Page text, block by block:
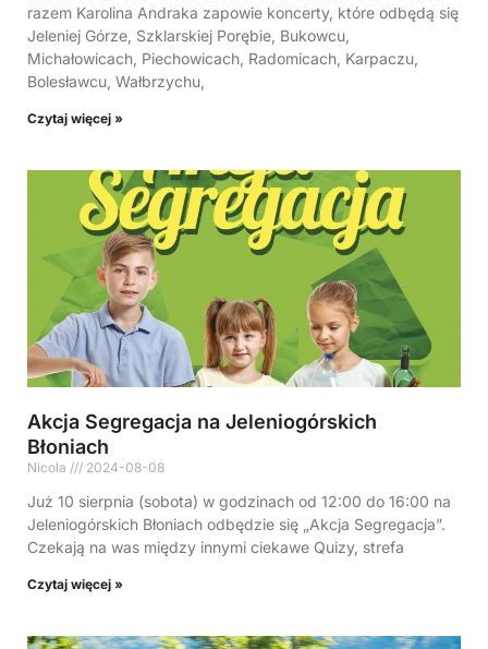
razem Karolina Andraka zapowie koncerty, które odbędą się
Jeleniej Górze, Szklarskiej Porębie, Bukowcu,
Michałowicach, Piechowicach, Radomicach, Karpaczu,
Bolesławcu, Wałbrzychu,
Czytaj więcej »
Akcja Segregacja na Jeleniogórskich
Błoniach
Nicola 2024-08-08
Już 10 sierpnia (sobota) w godzinach od 12:00 do 16:00 na
Jeleniogórskich Błoniach odbędzie się „Akcja Segregacja”.
Czekają na was między innymi ciekawe Quizy, strefa
Czytaj więcej »